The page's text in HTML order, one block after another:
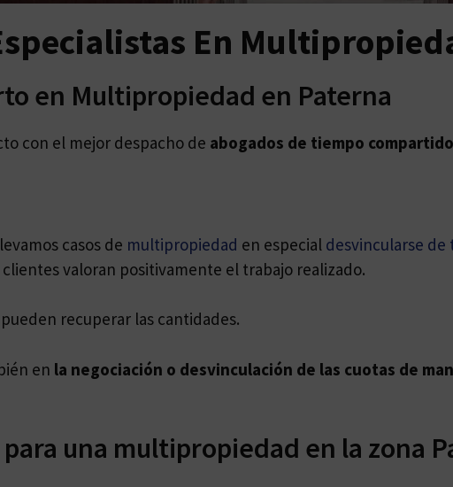
En
en Multipropiedad en Paterna
con el mejor despacho de abogados de tiempo
casos de multipropiedad en especial desvincularse
clientes valoran positivamente el trabajo realizado.
recuperar las cantidades.
en la negociación o desvinculación de las cuotas de
para una multipropiedad en la zona